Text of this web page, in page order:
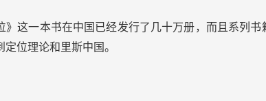
》这一本书在中国已经发行了几十万册，而且系列
位理论和里斯中国。